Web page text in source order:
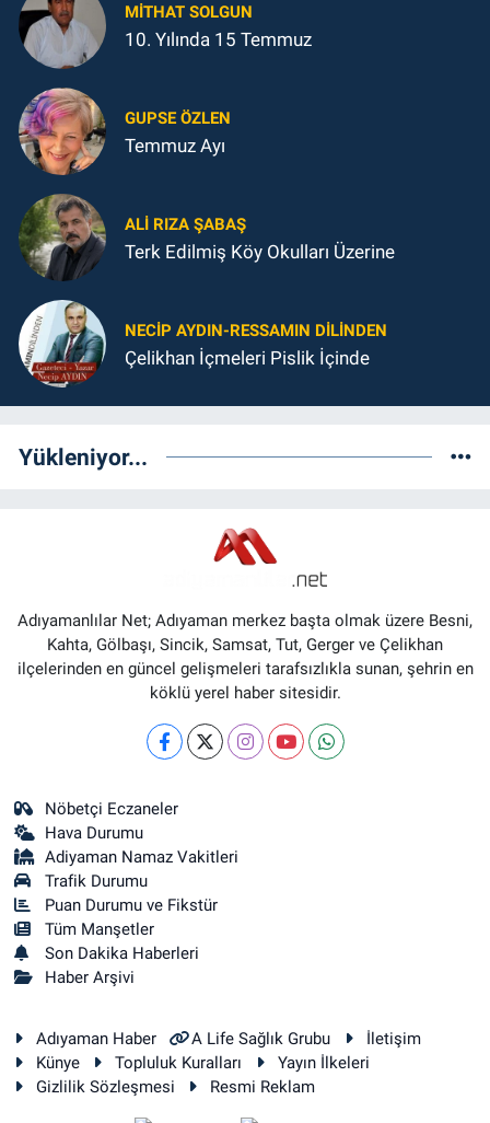
MITHAT SOLGUN
10. Yılında 15 Temmuz
GUPSE ÖZLEN
Temmuz Ayı
ALI RIZA ŞABAŞ
Terk Edilmiş Köy Okulları Üzerine
NECIP AYDIN-RESSAMIN DILINDEN
Çelikhan İçmeleri Pislik İçinde
Yükleniyor...
Adıyamanlılar Net; Adıyaman merkez başta olmak üzere Besni,
Kahta, Gölbaşı, Sincik, Samsat, Tut, Gerger ve Çelikhan
ilçelerinden en güncel gelişmeleri tarafsızlıkla sunan, şehrin en
köklü yerel haber sitesidir.
Nöbetçi Eczaneler
Hava Durumu
Adiyaman Namaz Vakitleri
Trafik Durumu
Puan Durumu ve Fikstür
Tüm Manşetler
Son Dakika Haberleri
Haber Arşivi
Adıyaman Haber A Life Sağlık Grubu
İletişim
Künye
Topluluk Kuralları
Yayın İlkeleri
Gizlilik Sözleşmesi
Resmi Reklam